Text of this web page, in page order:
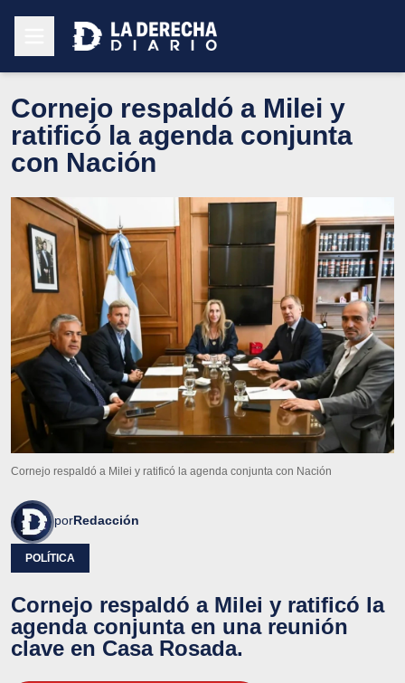
Cornejo respaldó a Milei y
ratificó la agenda conjunta
con Nación
Cornejo respaldó a Milei y ratificó la agenda conjunta con Nación
porRedacción
POLÍTICA
Cornejo respaldó a Milei y ratificó la
agenda conjunta en una reunión
clave en Casa Rosada.